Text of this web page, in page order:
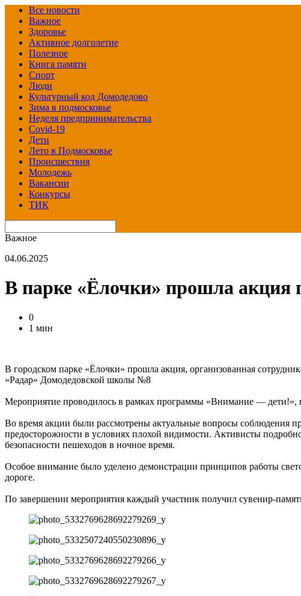
Все новости
Важное
Здоровье
Активное долголетие
Полезное
Книга памяти
Спорт
Люди
Культурный код Домодедово
Зима в подмосковье
Неделя предпринимательства
Covid-19
Дети
Лето в Подмосковье
Происшествия
Молодежь
Вакансии
Конкурсы
ТИК
Важное
04.06.2025
В парке «Ёлочки» прошла акция
0
1 мин
В городском парке «Ёлочки» прошла акция, организованная
«Радар» Домодедовской школы №8
Мероприятие проводилось в рамках программы «Внимание — дети!»,
Во время акции были рассмотрены актуальные вопросы соблюдения
предосторожности в условиях плохой видимости. Активисты
безопасности пешеходов в ночное время.
Особое внимание было уделено демонстрации принципов работы
дороге.
По завершении мероприятия каждый участник получил сувенир-